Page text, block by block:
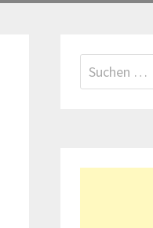
Suchen
nach: